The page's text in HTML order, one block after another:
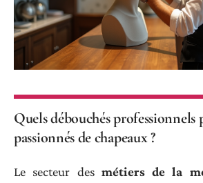
Quels débouchés professionnels
passionnés de chapeaux ?
Le secteur des métiers de la